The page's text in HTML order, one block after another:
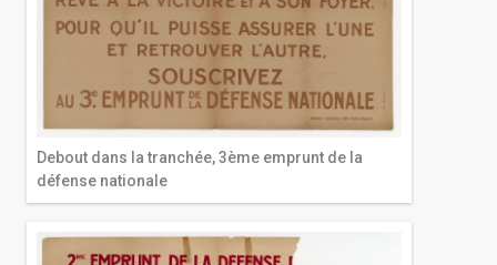
Debout dans la tranchée, 3ème emprunt de la
défense nationale